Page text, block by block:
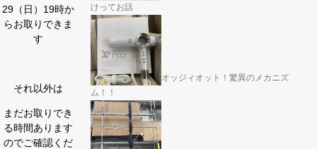
29（日）19時か
らお取りできま
す
それ以外は
まだお取りでき
る時間あります
のでご確認くだ
けってお話
オッジィオット！驚異のメカニズ
ム！！